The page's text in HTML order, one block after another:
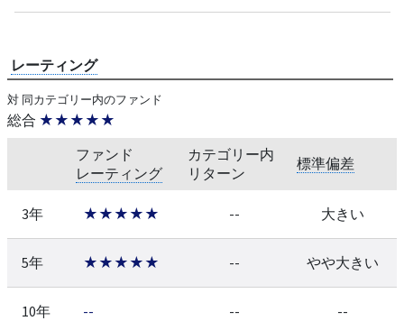
レーティング
対 同カテゴリー内のファンド
総合 ★★★★★
ファンド
レーティング
カテゴリー内
リターン
標準偏差
3年 ★★★★★ -- 大きい
5年 ★★★★★ -- やや大きい
10年 -- -- --